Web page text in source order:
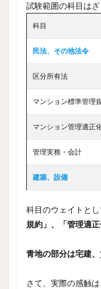
試験範囲の科目はざ
科目
民法、その他法令
区分所有法
マンション標準管理
マンション管理適正
管理実務・会計
建築、設備
科目のウェイトとし
規約」、「管理適
青地の部分は宅建
さて、実際の感触は